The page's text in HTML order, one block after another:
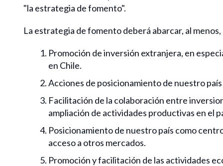
"la estrategia de fomento".
La estrategia de fomento deberá abarcar, al
Promoción de inversión extranjera, en
en Chile.
Acciones de posicionamiento de nuestro
Facilitación de la colaboración entre
ampliación de actividades productivas en el
Posicionamiento de nuestro país como
acceso a otros mercados.
Promoción y facilitación de las actividades